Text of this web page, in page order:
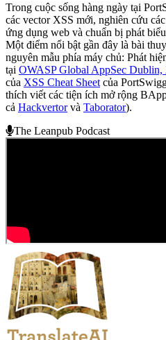
Trong cuộc sống hàng ngày tại
các vector XSS mới, nghiên cứu
ứng dụng web và chuẩn bị phát
Một điểm nổi bật gần đây là bài
nguyên mẫu phía máy chủ: Phát
tại OWASP Global AppSec Dublin,
của XSS Cheat Sheet của
thích viết các tiện ích mở rộng
cả Hackvertorvà Taborator).
The Leanpub Podcast